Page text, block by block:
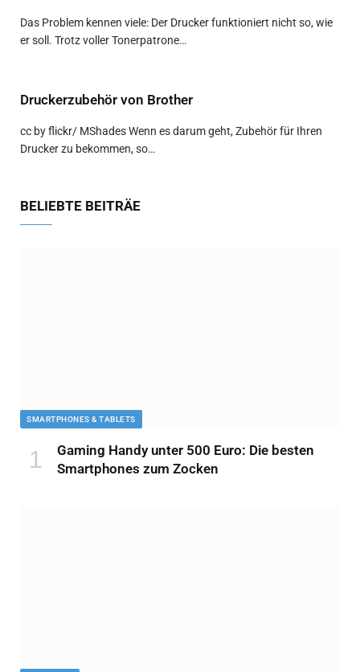
Das Problem kennen viele: Der Drucker funktioniert nicht so, wie
er soll. Trotz voller Tonerpatrone…
Druckerzubehör von Brother
cc by flickr/ MShades Wenn es darum geht, Zubehör für Ihren
Drucker zu bekommen, so…
BELIEBTE BEITRÄE
SMARTPHONES & TABLETS
Gaming Handy unter 500 Euro: Die besten
Smartphones zum Zocken